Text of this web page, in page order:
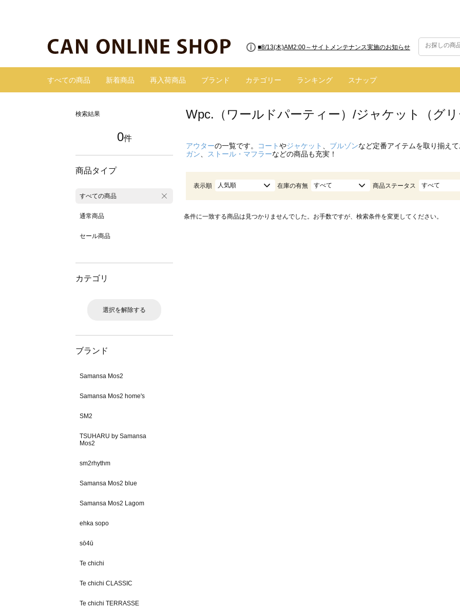
■8/13(木)AM2:00～サイトメンテナンス実施のお知らせ
すべての商品 新着商品 再入荷商品 ブランド カテゴリー ランキング スナップ
検索結果
0件
商品タイプ
すべての商品
通常商品
セール商品
カテゴリ
選択を解除する
ブランド
Samansa Mos2
Samansa Mos2 home's
SM2
TSUHARU by Samansa
Mos2
sm2rhythm
Samansa Mos2 blue
Samansa Mos2 Lagom
ehka sopo
sō4ū
Te chichi
Te chichi CLASSIC
Te chichi TERRASSE
Wpc.（ワールドパーティー）/ジャケット（グリ
アウターの一覧です。 コートやジャケット ブルゾンなど定番アイテムを取り揃え
ガン
ストール・マフラーなどの商品も充実！
表示順 人気順 在庫の有無 すべて 商品ステータス すべて
条件に一致する商品は見つかりませんでした。お手数ですが、検索条件を変更してください。